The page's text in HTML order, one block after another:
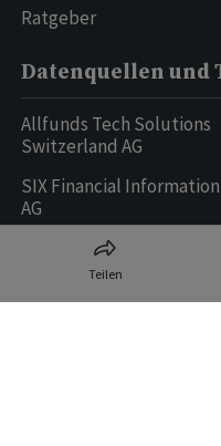
Teilen
Ratgeber
Datenquellen und
Allfunds Tech Solutions
Switzerland AG
SIX Financial Information
AG